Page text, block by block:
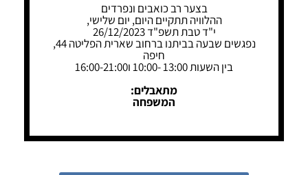
בצער רב כואבים ונפרדים
ההלוויה תתקיים היום, יום שלישי,
י"ד טבת תשפ"ד 26/12/2023
נפגשים שבעה בביתנו ברחוב שארית הפליטה 44,
חיפה
בין השעות 13:00 -10:00 ו16:00-21:00
מתאבלים:
המשפחה